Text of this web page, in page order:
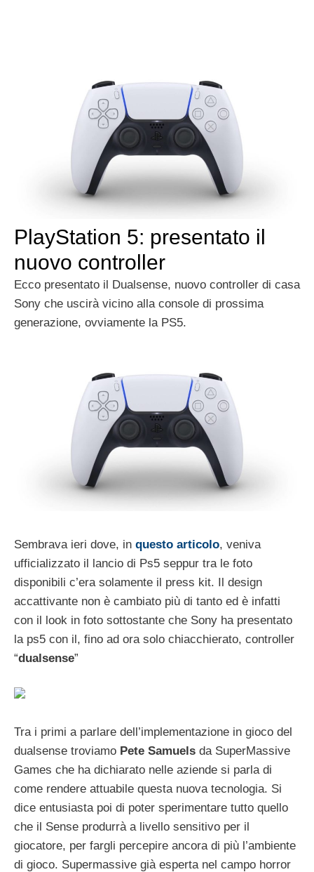
PlayStation 5: presentato il
nuovo controller
Ecco presentato il Dualsense, nuovo controller di casa
Sony che uscirà vicino alla console di prossima
generazione, ovviamente la PS5.
Sembrava ieri dove, in questo articolo, veniva
ufficializzato il lancio di Ps5 seppur tra le foto
disponibili c’era solamente il press kit. Il design
accattivante non è cambiato più di tanto ed è infatti
con il look in foto sottostante che Sony ha presentato
la ps5 con il, fino ad ora solo chiacchierato, controller
“dualsense”
Tra i primi a parlare dell’implementazione in gioco del
dualsense troviamo Pete Samuels da SuperMassive
Games che ha dichiarato nelle aziende si parla di
come rendere attuabile questa nuova tecnologia. Si
dice entusiasta poi di poter sperimentare tutto quello
che il Sense produrrà a livello sensitivo per il
giocatore, per fargli percepire ancora di più l’ambiente
di gioco. Supermassive già esperta nel campo horror